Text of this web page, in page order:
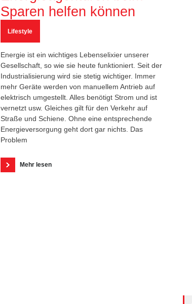
Sparen helfen können
Lifestyle
Energie ist ein wichtiges Lebenselixier unserer
Gesellschaft, so wie sie heute funktioniert. Seit der
Industrialisierung wird sie stetig wichtiger. Immer
mehr Geräte werden von manuellem Antrieb auf
elektrisch umgestellt. Alles benötigt Strom und ist
vernetzt usw. Gleiches gilt für den Verkehr auf
Straße und Schiene. Ohne eine entsprechende
Energieversorgung geht dort gar nichts. Das
Problem
Mehr lesen